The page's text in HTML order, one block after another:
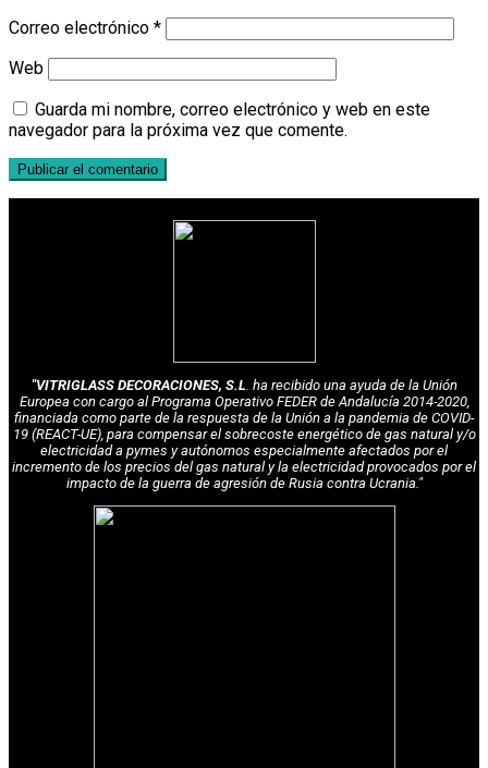
Correo electrónico *
Web
Guarda mi nombre, correo electrónico y web en este
navegador para la próxima vez que comente.
"VITRIGLASS DECORACIONES, S.L. ha recibido una ayuda de la Unión
Europea con cargo al Programa Operativo FEDER de Andalucía 2014-2020,
financiada como parte de la respuesta de la Unión a la pandemia de COVID-
19 (REACT-UE), para compensar el sobrecoste energético de gas natural y/o
electricidad a pymes y autónomos especialmente afectados por el
incremento de los precios del gas natural y la electricidad provocados por el
impacto de la guerra de agresión de Rusia contra Ucrania."